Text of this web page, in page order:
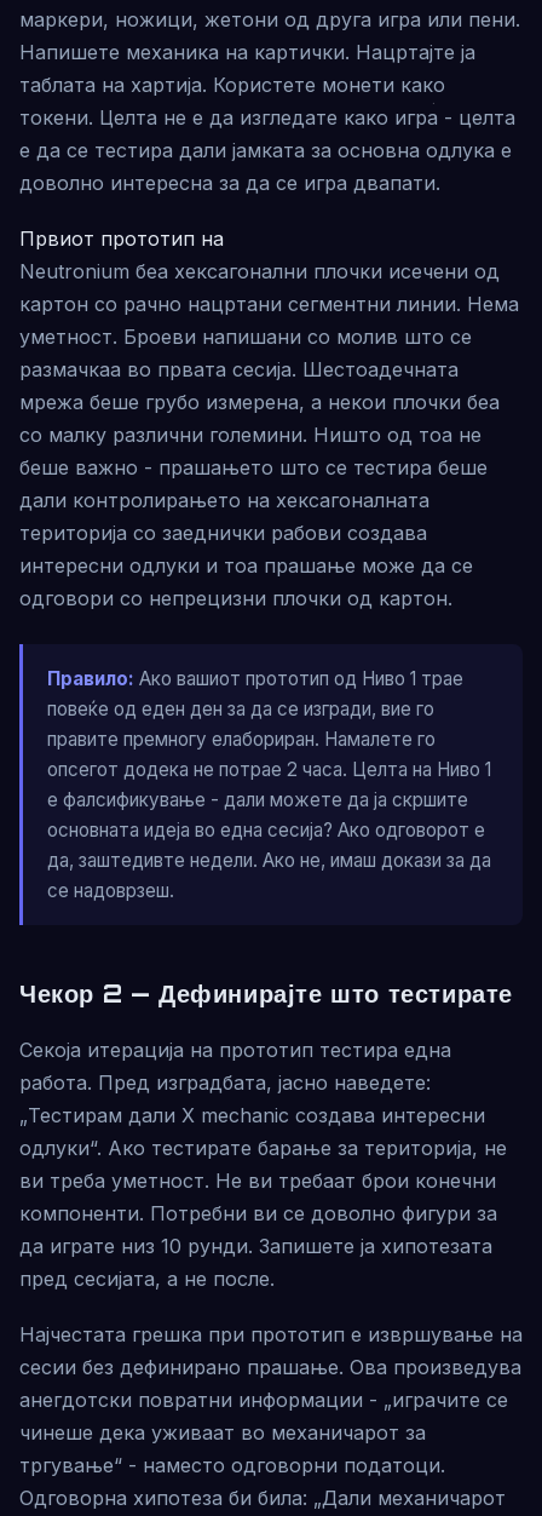
маркери, ножици, жетони од друга игра или пени.
Напишете механика на картички. Нацртајте ја
таблата на хартија. Користете монети како
токени. Целта не е да изгледате како игра - целта
е да се тестира дали јамката за основна одлука е
доволно интересна за да се игра двапати.
Првиот прототип на
Neutronium беа хексагонални плочки исечени од
картон со рачно нацртани сегментни линии. Нема
уметност. Броеви напишани со молив што се
размачкаа во првата сесија. Шестоадечната
мрежа беше грубо измерена, а некои плочки беа
со малку различни големини. Ништо од тоа не
беше важно - прашањето што се тестира беше
дали контролирањето на хексагоналната
територија со заеднички рабови создава
интересни одлуки и тоа прашање може да се
одговори со непрецизни плочки од картон.
Правило: Ако вашиот прототип од Ниво 1 трае
повеќе од еден ден за да се изгради, вие го
правите премногу елабориран. Намалете го
опсегот додека не потрае 2 часа. Целта на Ниво 1
е фалсификување - дали можете да ја скршите
основната идеја во една сесија? Ако одговорот е
да, заштедивте недели. Ако не, имаш докази за да
се надоврзеш.
Чекор 2 — Дефинирајте што тестирате
Секоја итерација на прототип тестира една
работа. Пред изградбата, јасно наведете:
„Тестирам дали X mechanic создава интересни
одлуки“. Ако тестирате барање за територија, не
ви треба уметност. Не ви требаат брои конечни
компоненти. Потребни ви се доволно фигури за
да играте низ 10 рунди. Запишете ја хипотезата
пред сесијата, а не после.
Најчестата грешка при прототип е извршување на
сесии без дефинирано прашање. Ова произведува
анегдотски повратни информации - „играчите се
чинеше дека уживаат во механичарот за
тргување“ - наместо одговорни податоци.
Одговорна хипотеза би била: „Дали механичарот